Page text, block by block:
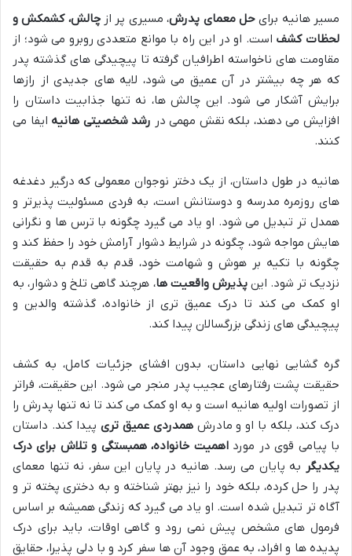
مسیر هانیه برایحل معمای پدرش، مسیری پر ازچالش، کشمکش و
لحظات کشف است. او در این راه با موانع متعددی روبرو می شود؛ از
مقاومت های ناخواسته اطرافیان گرفته تا پیچیدگی های گذشته پدر
که هر چه بیشتر در آن عمیق می شود، لایه های جدیدی از رازها
برایش آشکار می شود. این چالش ها، نه تنها جذابیت داستان را
افزایش می دهند، بلکه نقش مهمی در رشد شخصیتی هانیه ایفا می
کنند.
هانیه در طول داستان، از یک دختر نوجوان معمولی که درگیر دغدغه
های روزمره مدرسه و دوستانش است، به فردی مسئولیت پذیرتر و
همدل تر تبدیل می شود. او یاد می گیرد چگونه با ترس ها و نگرانی
هایش مواجه شود، چگونه در شرایط دشوار آرامش خود را حفظ کند و
چگونه با تکیه بر هوش و شهامت خود، قدم به قدم به حقیقت
نزدیک تر شود. اینپذیرش واقعیت ها، هرچند گاهی تلخ و دشوار، به
او کمک می کند تا درک عمیق تری از خانواده، گذشته والدین و
پیچیدگی های زندگی بزرگسالان پیدا کند.
گره گشایی نهایی داستان، بدون افشای جزئیات کامل، به کشف
حقیقت پشت رفتارهای عجیب پدر منجر می شود. این حقیقت، فراتر
از تصورات اولیه هانیه است و به او کمک می کند تا نه تنها پدرش را
درک کند، بلکه با او و مادرشهمدردی عمیق تری پیدا کند. داستان
با پیامی قوی در مورداهمیت خانواده، همبستگی و تلاش برای درک
یکدیگر به پایان می رسد. هانیه در پایان این سفر، نه تنها معمای
پدر را حل کرده، بلکه خود را نیز بهتر شناخته و به دختری پخته تر و
آگاه تر تبدیل شده است. او یاد می گیرد که زندگی همیشه بر اساس
فرمول های مشخص پیش نمی رود و گاهی اوقات، باید برای درک
پدیده ها و افراد، به عمق وجود آن ها سفر کرد و با دلی پذیرا، حقایق